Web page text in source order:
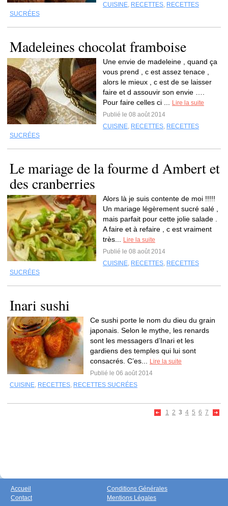
CUISINE, RECETTES, RECETTES
SUCRÉES
Madeleines chocolat framboise
Une envie de madeleine , quand ça
vous prend , c est assez tenace ,
alors le mieux , c est de se laisser
faire et d assouvir son envie ….
Pour faire celles ci ...
Lire la suite
Publié le 08 août 2014
CUISINE, RECETTES, RECETTES
SUCRÉES
Le mariage de la fourme d Ambert et
des cranberries
Alors là je suis contente de moi !!!!!
Un mariage légèrement sucré salé ,
mais parfait pour cette jolie salade .
A faire et à refaire , c est vraiment
très...
Lire la suite
Publié le 08 août 2014
CUISINE, RECETTES, RECETTES
SUCRÉES
Inari sushi
Ce sushi porte le nom du dieu du grain
japonais. Selon le mythe, les renards
sont les messagers d’Inari et les
gardiens des temples qui lui sont
consacrés. C’es...
Lire la suite
Publié le 06 août 2014
CUISINE, RECETTES, RECETTES SUCRÉES
1 2 3 4 5 6 7
Accueil
Contact
Conditions Générales
Mentions Légales